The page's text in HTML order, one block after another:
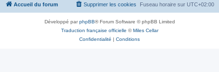
Accueil du forum Fuseau horaire sur UTC+02:00
Supprimer les cookies
Développé parphpBB® Forum Software © phpBB Limited
Traduction française officielle ©Miles Cellar
Confidentialité | Conditions